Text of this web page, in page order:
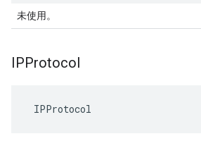
未使用。
IPProtocol
IPProtocol